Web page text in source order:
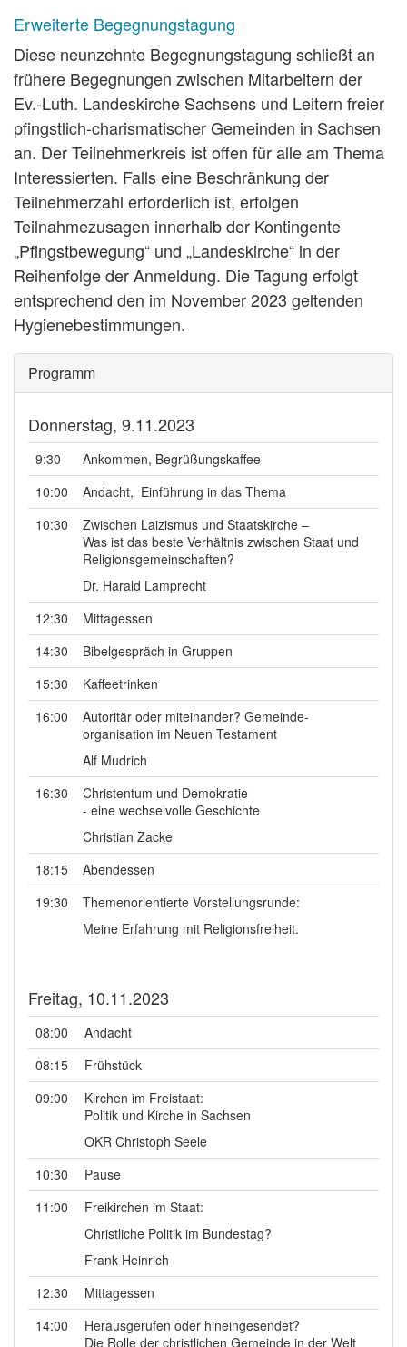
Erweiterte Begegnungstagung
Diese neunzehnte Begegnungstagung schließt an
frühere Begegnungen zwischen Mitarbeitern der
Ev.-Luth. Landeskirche Sachsens und Leitern freier
pfingstlich-charismatischer Gemeinden in Sachsen
an. Der Teilnehmerkreis ist offen für alle am Thema
Interessierten. Falls eine Beschränkung der
Teilnehmerzahl erforderlich ist, erfolgen
Teilnahmezusagen innerhalb der Kontingente
„Pfingstbewegung“ und „Landeskirche“ in der
Reihenfolge der Anmeldung. Die Tagung erfolgt
entsprechend den im November 2023 geltenden
Hygienebestimmungen.
Programm
Donnerstag, 9.11.2023
9:30
Ankommen, Begrüßungskaffee
10:00
Andacht, Einführung in das Thema
10:30
Zwischen Laizismus und Staatskirche –
Was ist das beste Verhältnis zwischen Staat und
Religionsgemeinschaften?
Dr. Harald Lamprecht
12:30
Mittagessen
14:30
Bibelgespräch in Gruppen
15:30
Kaffeetrinken
16:00
Autoritär oder miteinander? Gemeinde-
organisation im Neuen Testament
Alf Mudrich
16:30
Christentum und Demokratie
- eine wechselvolle Geschichte
Christian Zacke
18:15
Abendessen
19:30
Themenorientierte Vorstellungsrunde:
Meine Erfahrung mit Religionsfreiheit.
Freitag, 10.11.2023
08:00
Andacht
08:15
Frühstück
09:00
Kirchen im Freistaat:
Politik und Kirche in Sachsen
OKR Christoph Seele
10:30
Pause
11:00
Freikirchen im Staat:
Christliche Politik im Bundestag?
Frank Heinrich
12:30
Mittagessen
14:00
Herausgerufen oder hineingesendet?
Die Rolle der christlichen Gemeinde in der Welt